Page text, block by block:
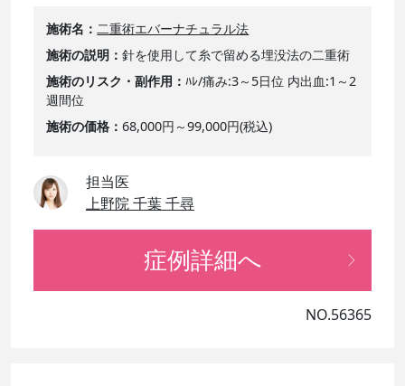
施術名
二重術エバーナチュラル法
施術の説明
針を使用して糸で留める埋没法の二重術
施術のリスク・副作用
ﾊﾚ/痛み:3～5日位 内出血:1～2
週間位
施術の価格
68,000円～99,000円(税込)
担当医
上野院 千葉 千尋
症例詳細へ
NO.56365